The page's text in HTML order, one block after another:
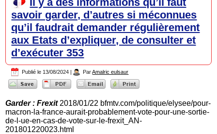
savoir garder, d’autres si méconnues
qu’il faudrait demander régulièrement
aux Etats d’expliquer, de consulter et
d’exécuter 353
Publié le 13/08/2024 | Par Amalric eulsaur
Garder : Frexit2018/01/22 bfmtv.com/politique/elysee/pour-
macron-la-france-aurait-probablement-vote-pour-une-sortie-
de-l-ue-en-cas-de-vote-sur-le-frexit_AN-
201801220023.html